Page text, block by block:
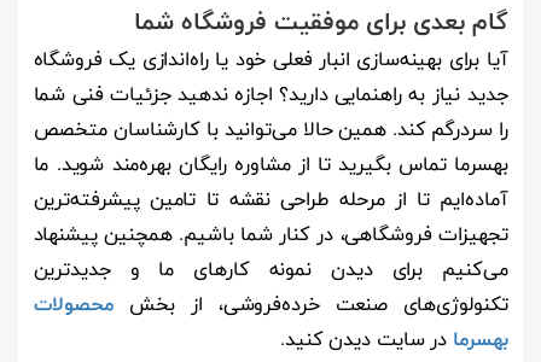
گام بعدی برای موفقیت فروشگاه شما
آیا برای بهینه‌سازی انبار فعلی خود یا راه‌اندازی یک فروشگاه
جدید نیاز به راهنمایی دارید؟ اجازه ندهید جزئیات فنی شما
را سردرگم کند. همین حالا می‌توانید با کارشناسان متخصص
بهسرما تماس بگیرید تا از مشاوره رایگان بهره‌مند شوید. ما
آماده‌ایم تا از مرحله طراحی نقشه تا تامین پیشرفته‌ترین
تجهیزات فروشگاهی، در کنار شما باشیم. همچنین پیشنهاد
می‌کنیم برای دیدن نمونه کارهای ما و جدیدترین
تکنولوژی‌های صنعت خرده‌فروشی، از بخشمحصولات
بهسرما در سایت دیدن کنید.